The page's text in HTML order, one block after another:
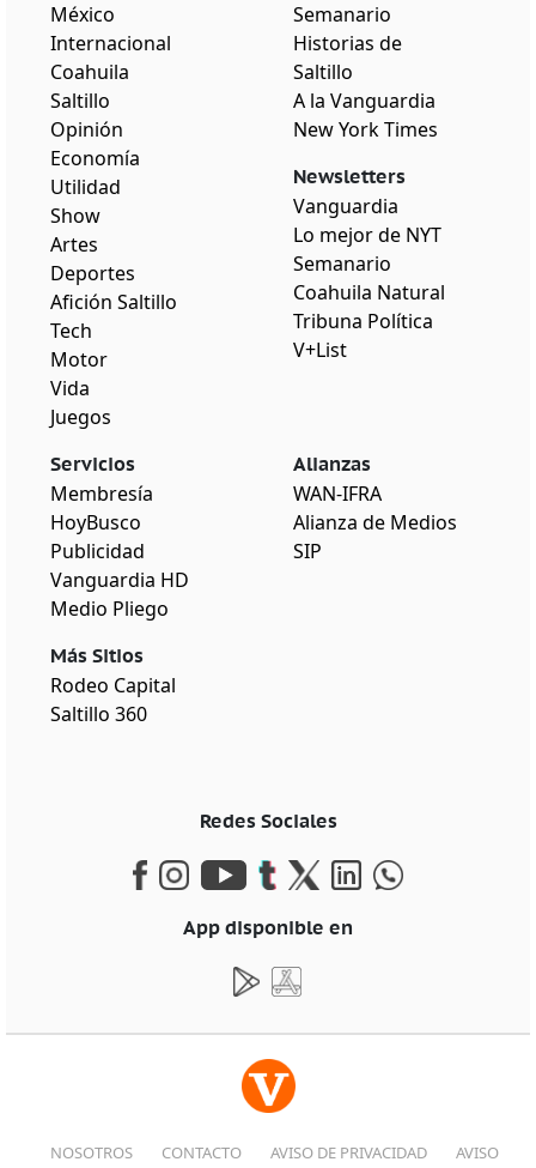
México
Internacional
Coahuila
Saltillo
Opinión
Economía
Utilidad
Show
Artes
Deportes
Afición Saltillo
Tech
Motor
Vida
Juegos
Semanario
Historias de
Saltillo
A la Vanguardia
New York Times
Newsletters
Vanguardia
Lo mejor de NYT
Semanario
Coahuila Natural
Tribuna Política
V+List
Servicios
Membresía
HoyBusco
Publicidad
Vanguardia HD
Medio Pliego
Más Sitios
Rodeo Capital
Saltillo 360
Alianzas
WAN-IFRA
Alianza de Medios
SIP
Redes Sociales
App disponible en
NOSOTROS CONTACTO AVISO DE PRIVACIDAD AVISO